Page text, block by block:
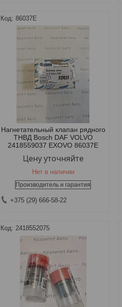
86037E
Нагнетательный клапан рядного
ТНВД Bosch DAF VOLVO
2418559037 EXOVO 86037E
Цену уточняйте
Нет в наличии
Производитель и гарантия
+375 (29) 666-58-22
2418552075